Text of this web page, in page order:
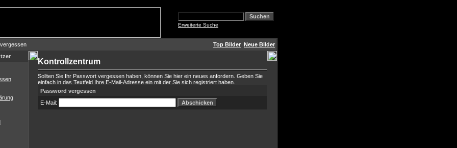
Erweiterte Suche
Top Bilder Neue Bilder
Kontrollzentrum
Sollten Sie Ihr Passwort vergessen haben, können Sie hier ein neues anfordern. Geben Sie
einfach in das Textfeld Ihre E-Mail-Adresse ein mit der Sie sich registriert haben.
Password vergessen
E-Mail: